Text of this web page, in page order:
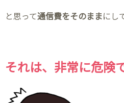
と思って通信費をそのまま にし
それは、非常に危険